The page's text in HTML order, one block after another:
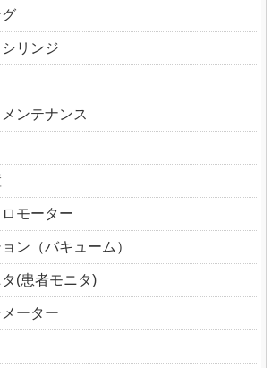
リンジ
ンテナンス
モーター
ン（バキューム）
(患者モニタ)
ーター